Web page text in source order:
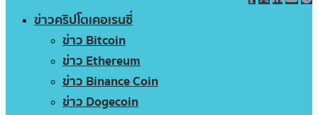
ข่าวคริปโตเคอเรนซี่
ข่าว Bitcoin
ข่าว Ethereum
ข่าว Binance Coin
ข่าว Dogecoin